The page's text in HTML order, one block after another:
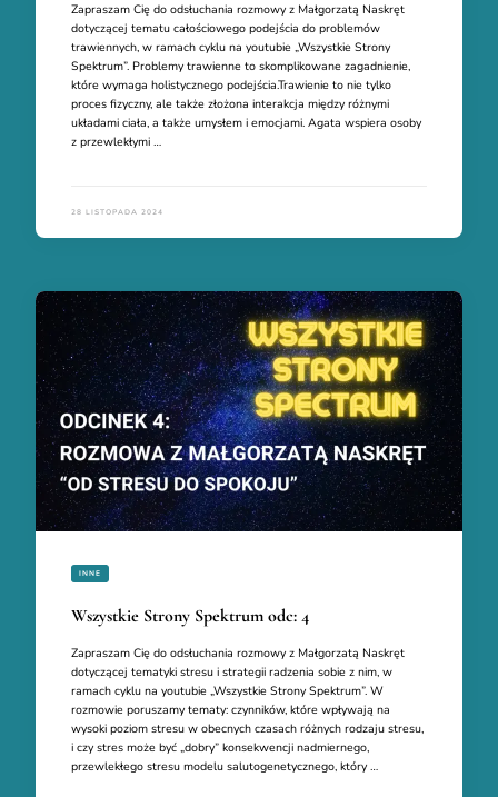
Zapraszam Cię do odsłuchania rozmowy z Małgorzatą Naskręt
dotyczącej tematu całościowego podejścia do problemów
trawiennych, w ramach cyklu na youtubie „Wszystkie Strony
Spektrum”. Problemy trawienne to skomplikowane zagadnienie,
które wymaga holistycznego podejścia.Trawienie to nie tylko
proces fizyczny, ale także złożona interakcja między różnymi
układami ciała, a także umysłem i emocjami. Agata wspiera osoby
z przewlekłymi …
28 LISTOPADA 2024
INNE
Wszystkie Strony Spektrum odc: 4
Zapraszam Cię do odsłuchania rozmowy z Małgorzatą Naskręt
dotyczącej tematyki stresu i strategii radzenia sobie z nim, w
ramach cyklu na youtubie „Wszystkie Strony Spektrum”. W
rozmowie poruszamy tematy: czynników, które wpływają na
wysoki poziom stresu w obecnych czasach różnych rodzaju stresu,
i czy stres może być „dobry” konsekwencji nadmiernego,
przewlekłego stresu modelu salutogenetycznego, który …